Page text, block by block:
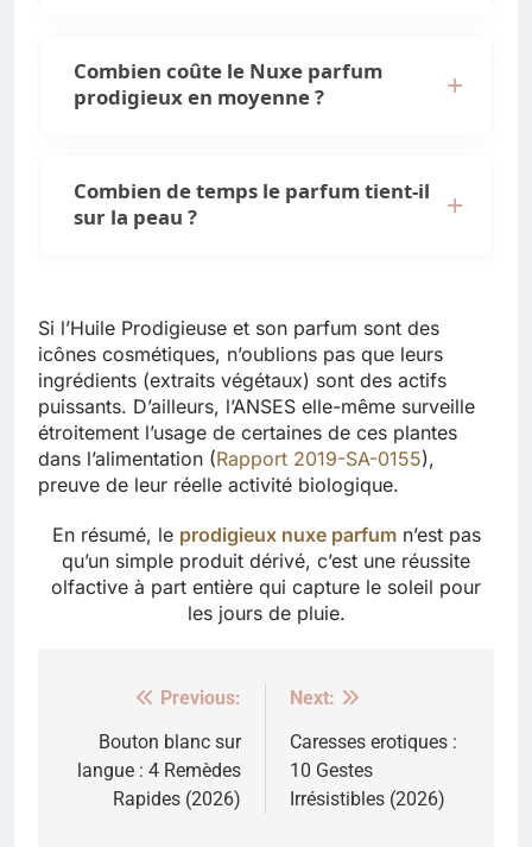
Combien coûte le Nuxe parfum
prodigieux en moyenne ?
Combien de temps le parfum tient-il
sur la peau ?
Si l’Huile Prodigieuse et son parfum sont des
icônes cosmétiques, n’oublions pas que leurs
ingrédients (extraits végétaux) sont des actifs
puissants. D’ailleurs, l’ANSES elle-même surveille
étroitement l’usage de certaines de ces plantes
dans l’alimentation (Rapport 2019-SA-0155),
preuve de leur réelle activité biologique.
En résumé, le prodigieux nuxe parfumn’est pas
qu’un simple produit dérivé, c’est une réussite
olfactive à part entière qui capture le soleil pour
les jours de pluie.
Navigation
l’article
Previous:
Bouton blanc sur
langue : 4 Remèdes
Rapides (2026)
Next:
Caresses erotiques :
10 Gestes
Irrésistibles (2026)